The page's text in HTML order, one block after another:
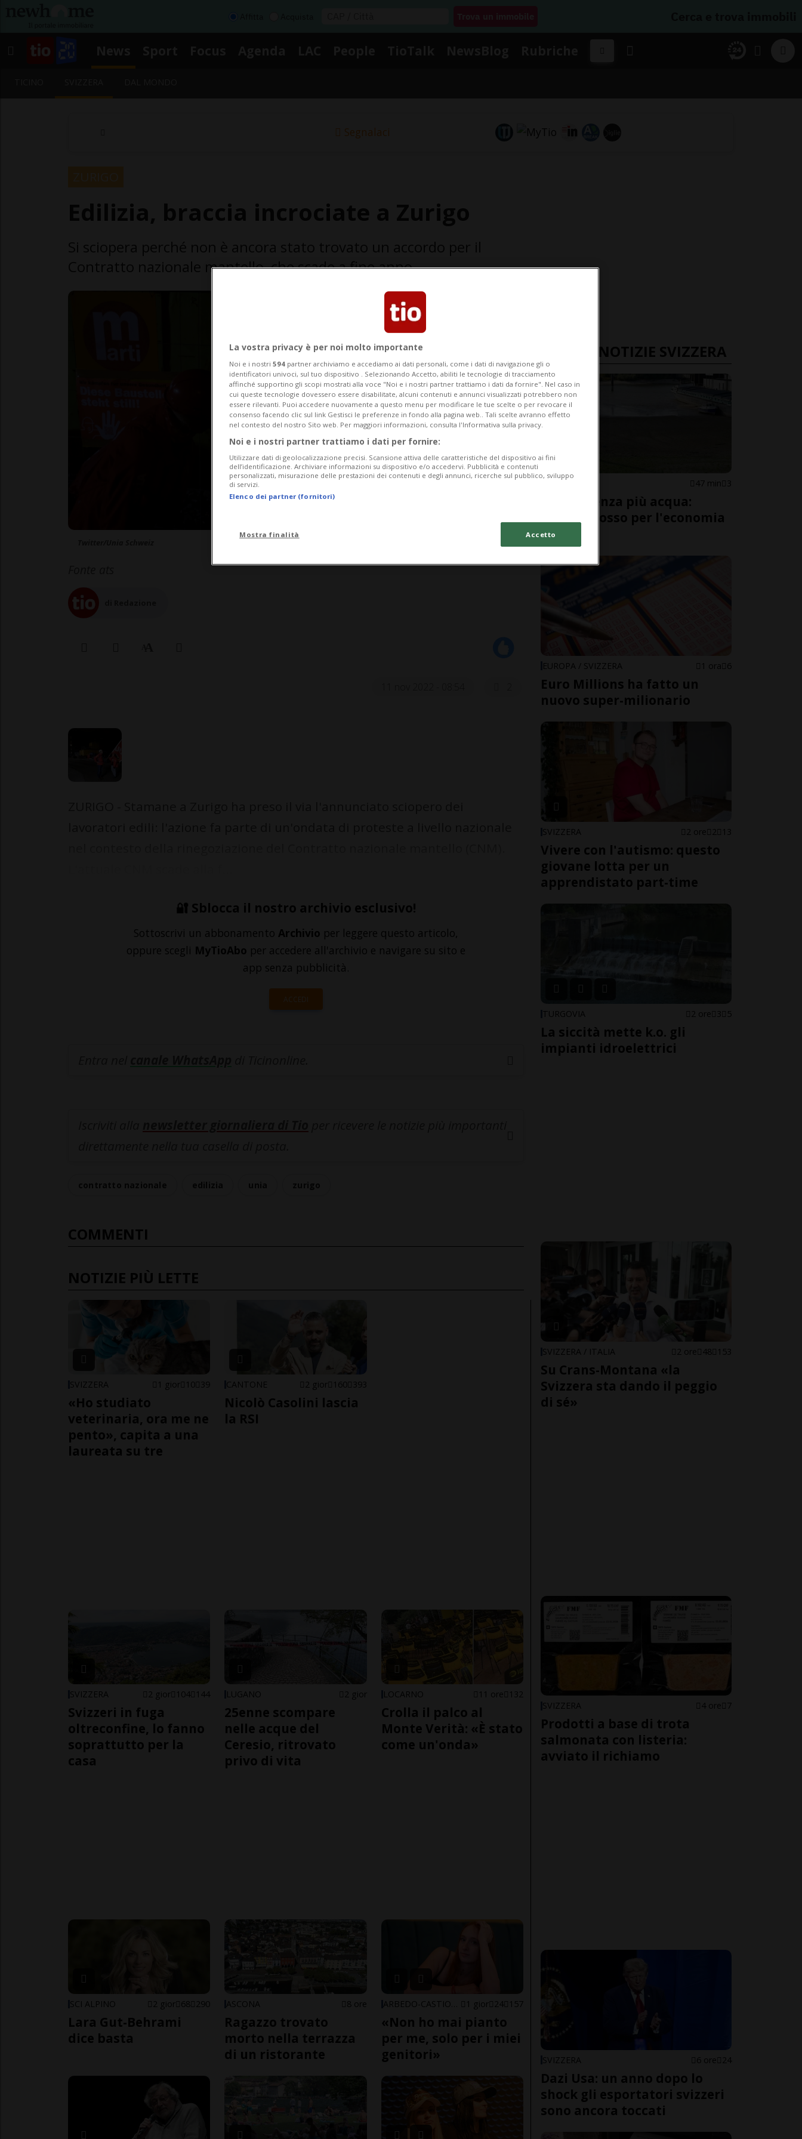
Segnalaci
Contratto nazionale mantello, che scade a fine anno
🔐 Sblocca il nostro archivio esclusivo!
Sottoscrivi un abbonamento Archivio per leggere questo articolo,
oppure scegli MyTioAbo per accedere all'archivio e navigare su sito e
app senza pubblicità.
ACCEDI
COMMENTI
NOTIZIE PIÙ LETTE
SVIZZERA 1 gior 10 39
«Ho studiato
veterinaria, ora me ne
pento», capita a una
laureata su tre
CANTONE 2 gior 160 393
Nicolò Casolini lascia
la RSI
SVIZZERA 2 gior 104 144
Svizzeri in fuga
oltreconfine, lo fanno
soprattutto per la
casa
LUGANO 2 gior
25enne scompare
nelle acque del
Ceresio, ritrovato
privo di vita
LOCARNO 11 ore 132
Crolla il palco al
Monte Verità: «È stato
come un'onda»
SCI ALPINO 2 gior 68 290
Lara Gut-Behrami
dice basta
ASCONA 8 ore
Ragazzo trovato
morto nella terrazza
di un ristorante
1 gior 24 157
«Non ho mai pianto
per me, solo per i miei
genitori»
ULTIME NOTIZIE SVIZZERA
SVIZZERA 47 min 3
Il Reno senza più acqua:
allarme rosso per l'economia
svizzera
EUROPA / SVIZZERA 1 ora 6
Euro Millions ha fatto un
nuovo super-milionario
SVIZZERA 2 ore 2 13
Vivere con l'autismo: questo
giovane lotta per un
apprendistato part-time
TURGOVIA 2 ore 3 5
La siccità mette k.o. gli
impianti idroelettrici
SVIZZERA / ITALIA 2 ore 48 153
Su Crans-Montana «la
Svizzera sta dando il peggio
di sé»
SVIZZERA 4 ore 7
Prodotti a base di trota
salmonata con listeria:
avviato il richiamo
SVIZZERA 6 ore 24
Dazi Usa: un anno dopo lo
shock gli esportatori svizzeri
sono ancora toccati
La vostra privacy è per noi molto importante
Noi e i nostri 594 partner archiviamo e accediamo ai dati personali, come i dati di navigazione gli o
identificatori univoci, sul tuo dispositivo . Selezionando Accetto, abiliti le tecnologie di tracciamento
affinché supportino gli scopi mostrati alla voce "Noi e i nostri partner trattiamo i dati da fornire". Nel caso in
cui queste tecnologie dovessero essere disabilitate, alcuni contenuti e annunci visualizzati potrebbero non
essere rilevanti. Puoi accedere nuovamente a questo menu per modificare le tue scelte o per revocare il
consenso facendo clic sul link Gestisci le preferenze in fondo alla pagina web.. Tali scelte avranno effetto
nel contesto del nostro Sito web. Per maggiori informazioni, consulta l'Informativa sulla privacy.
Noi e i nostri partner trattiamo i dati per fornire:
Utilizzare dati di geolocalizzazione precisi. Scansione attiva delle caratteristiche del dispositivo ai fini
dell’identificazione. Archiviare informazioni su dispositivo e/o accedervi. Pubblicità e contenuti
personalizzati, misurazione delle prestazioni dei contenuti e degli annunci, ricerche sul pubblico, sviluppo
di servizi.
Elenco dei partner (fornitori)
Mostra finalità Accetto